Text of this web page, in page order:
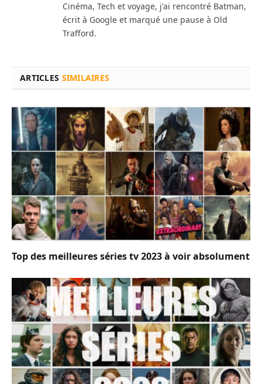
Cinéma, Tech et voyage, j'ai rencontré Batman,
écrit à Google et marqué une pause à Old
Trafford.
ARTICLES SIMILAIRES
Top des meilleures séries tv 2023 à voir absolument